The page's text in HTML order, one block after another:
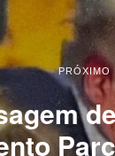
PRÓXIMO